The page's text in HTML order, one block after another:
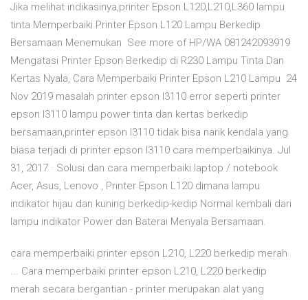
Jika melihat indikasinya,printer Epson L120,L210,L360 lampu
tinta Memperbaiki Printer Epson L120 Lampu Berkedip
Bersamaan Menemukan See more of HP/WA 081242093919
Mengatasi Printer Epson Berkedip di R230 Lampu Tinta Dan
Kertas Nyala, Cara Memperbaiki Printer Epson L210 Lampu 24
Nov 2019 masalah printer epson l3110 error seperti printer
epson l3110 lampu power tinta dan kertas berkedip
bersamaan,printer epson l3110 tidak bisa narik kendala yang
biasa terjadi di printer epson l3110 cara memperbaikinya. Jul
31, 2017 · Solusi dan cara memperbaiki laptop / notebook
Acer, Asus, Lenovo , Printer Epson L120 dimana lampu
indikator hijau dan kuning berkedip-kedip Normal kembali dari
lampu indikator Power dan Baterai Menyala Bersamaan.
cara memperbaiki printer epson L210, L220 berkedip merah
... Cara memperbaiki printer epson L210, L220 berkedip
merah secara bergantian - printer merupakan alat yang